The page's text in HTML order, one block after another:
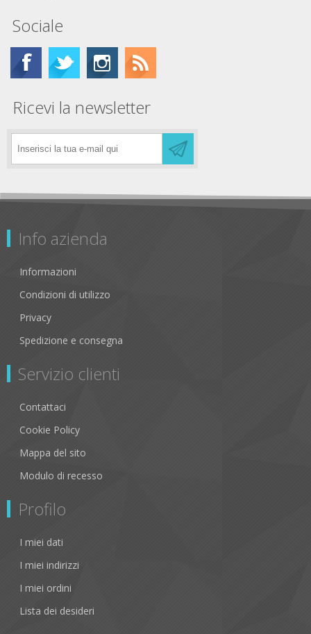
Sociale
Ricevi la newsletter
Info azienda
Informazioni
Condizioni di utilizzo
Privacy
Spedizione e consegna
Servizio clienti
Contattaci
Cookie Policy
Mappa del sito
Modulo di recesso
Profilo
I miei dati
I miei indirizzi
I miei ordini
Lista dei desideri